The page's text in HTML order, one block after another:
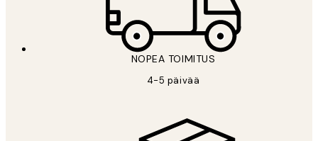
NOPEA TOIMITUS
4-5 päivää